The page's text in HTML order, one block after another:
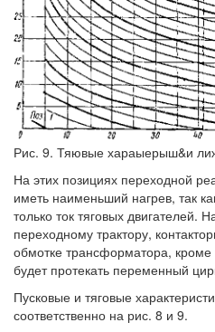
Рис. 9. Тяювые хараыерыш&и
На этих позициях переходной
иметь наименьший нагрев, так
только ток тяговых двигателей.
переходному трактору,
обмотке трансформатора, кроме
будет протекать переменный
Пусковые и тяговые
соответственно на рис. 8 и 9.